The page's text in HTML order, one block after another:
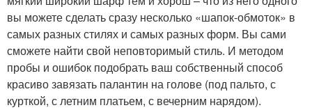
вы можете сделать сразу несколько «шапок-обмоток» в
самых разных стилях и самых разных форм. Вы сами
сможете найти свой неповторимый стиль. И методом
пробы и ошибок подобрать ваш собственный способ
красиво завязать палантин на голове (под пальто, с
курткой, с летним платьем, с вечерним нарядом).